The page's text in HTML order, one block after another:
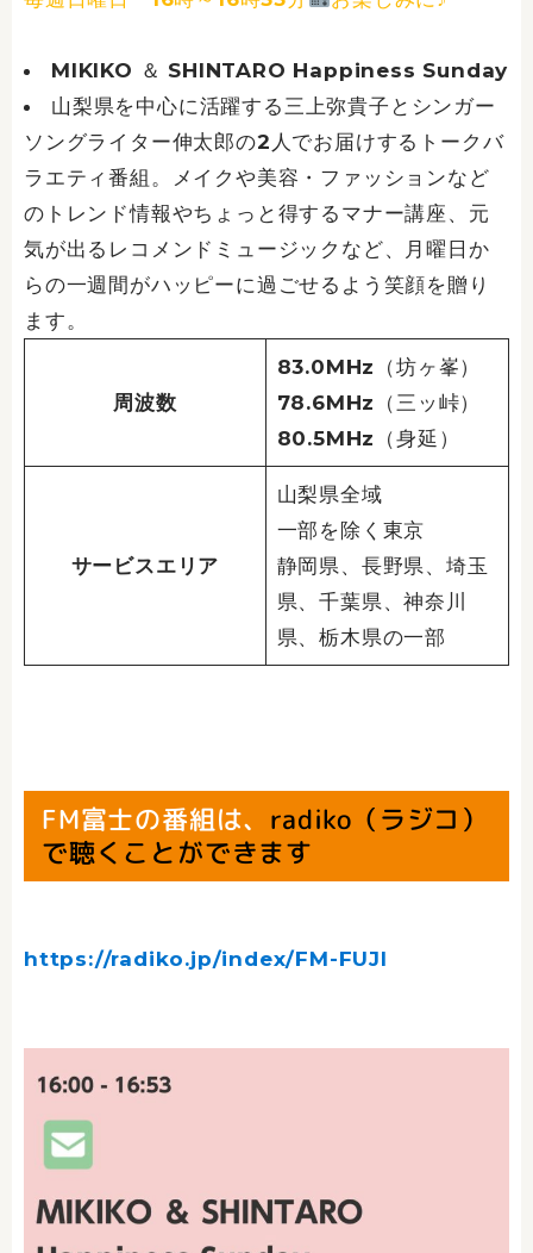
MIKIKO ＆ SHINTARO Happiness Sunday
山梨県を中心に活躍する三上弥貴子とシンガー
ソングライター伸太郎の2人でお届けするトークバ
ラエティ番組。メイクや美容・ファッションなど
のトレンド情報やちょっと得するマナー講座、元
気が出るレコメンドミュージックなど、月曜日か
らの一週間がハッピーに過ごせるよう笑顔を贈り
ます。
周波数
83.0MHz（坊ヶ峯）
78.6MHz（三ッ峠）
80.5MHz（身延）
サービスエリア
山梨県全域
一部を除く東京
静岡県、長野県、埼玉
県、千葉県、神奈川
県、栃木県の一部
FM富士の番組は、 radiko（ラジコ）
で聴くことができます
https://radiko.jp/index/FM-FUJI